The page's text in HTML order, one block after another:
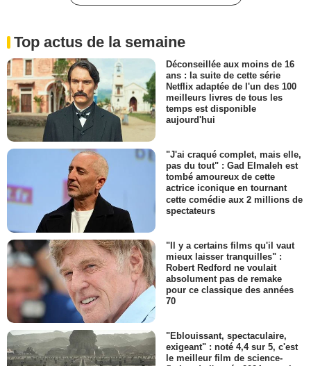
Top actus de la semaine
Déconseillée aux moins de 16
ans : la suite de cette série
Netflix adaptée de l'un des 100
meilleurs livres de tous les
temps est disponible
aujourd'hui
"J'ai craqué complet, mais elle,
pas du tout" : Gad Elmaleh est
tombé amoureux de cette
actrice iconique en tournant
cette comédie aux 2 millions de
spectateurs
"Il y a certains films qu'il vaut
mieux laisser tranquilles" :
Robert Redford ne voulait
absolument pas de remake
pour ce classique des années
70
"Eblouissant, spectaculaire,
exigeant" : noté 4,4 sur 5, c'est
le meilleur film de science-